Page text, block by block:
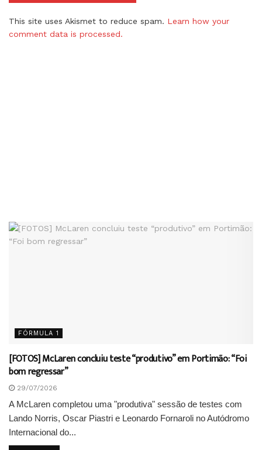
This site uses Akismet to reduce spam. Learn how your
comment data is processed.
FÓRMULA 1
[FOTOS] McLaren concluiu teste “produtivo” em Portimão: “Foi
bom regressar”
29/07/2026
A McLaren completou uma "produtiva" sessão de testes com
Lando Norris, Oscar Piastri e Leonardo Fornaroli no Autódromo
Internacional do...